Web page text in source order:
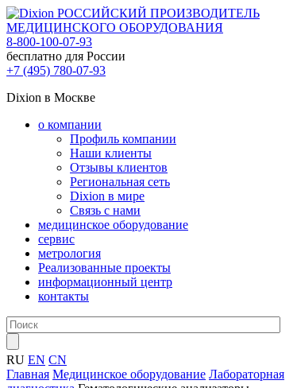
РОССИЙСКИЙ ПРОИЗВОДИТЕЛЬ
МЕДИЦИНСКОГО ОБОРУДОВАНИЯ
8-800-100-07-93
бесплатно для России
+7 (495) 780-07-93
Dixion в Москве
о компании
Профиль компании
Наши клиенты
Отзывы клиентов
Региональная сеть
Dixion в мире
Связь с нами
медицинское оборудование
сервис
метрология
Реализованные проекты
информационный центр
контакты
RU EN CN
Главная Медицинское оборудование Лабораторная